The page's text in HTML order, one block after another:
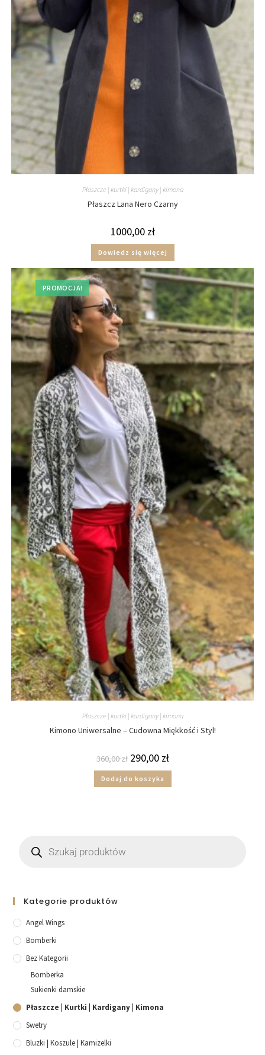
Płaszcze | kurtki | kardigany | kimona
Płaszcz Lana Nero Czarny
1000,00 zł
Dowiedz się więcej
PROMOCJA!
Płaszcze | kurtki | kardigany | kimona
Kimono Uniwersalne – Cudowna Miękkość i Styl!
360,00zł 290,00 zł
Dodaj do koszyka
Kategorie produktów
Angel Wings
Bomberki
Bez Kategorii
Bomberka
Sukienki damskie
Płaszcze | Kurtki | Kardigany | Kimona
Swetry
Bluzki | Koszule | Kamizelki